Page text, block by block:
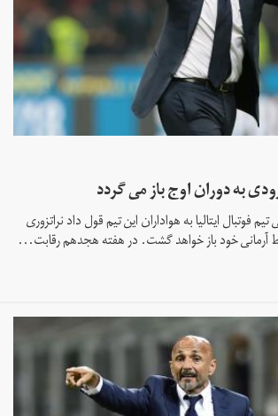
به دوران اوج باز می گردد
فوتبال ایتالیا به هواداران این تیم قول داد نراتزوری
آرمانی خود باز خواهد گشت. در هفته هجدهم رقابت...